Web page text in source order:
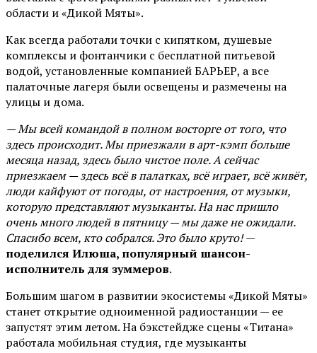
области и «Дикой Мяты».
Как всегда работали точки с кипятком, душевые
комплексы и фонтанчики с бесплатной питьевой
водой, установленные компанией БАРЬЕР, а все
палаточные лагеря были освещены и размечены на
улицы и дома.
— Мы всей командой в полном восторге от того, что
здесь происходит. Мы приезжали в арт-кэмп больше
месяца назад, здесь было чистое поле. А сейчас
приезжаем — здесь всё в палатках, всё играет, всё живёт,
люди кайфуют от погоды, от настроения, от музыки,
которую представляют музыканты. На нас пришло
очень много людей в пятницу — мы даже не ожидали.
Спасибо всем, кто собрался. Это было круто!—
поделился Илюша, популярный шансон-
исполнитель для зуммеров.
Большим шагом в развитии экосистемы «Дикой Мяты»
станет открытие одноименной радиостанции — ее
запустят этим летом. На бэкстейдже сцены «Титана»
работала мобильная студия, где музыканты